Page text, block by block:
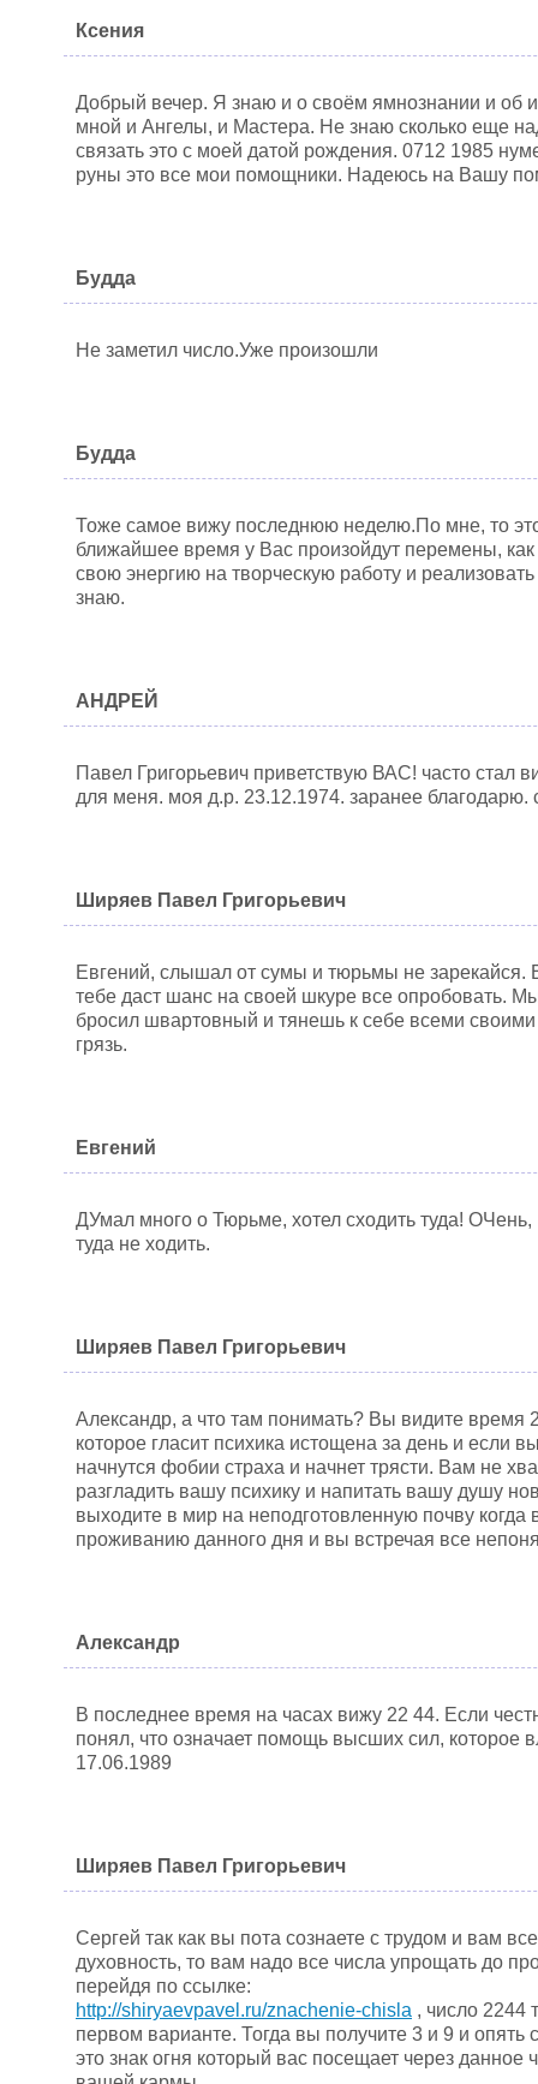
Ксения
Добрый вечер. Я знаю и о своём ямнознании и об
мной и Ангелы, и Мастера. Не знаю сколько еще
связать это с моей датой рождения. 0712 1985
руны это все мои помощники. Надеюсь на Вашу
Будда
Не заметил число.Уже произошли
Будда
Тоже самое вижу последнюю неделю.По мне, то
ближайшее время у Вас произойдут перемены,
свою энергию на творческую работу и
знаю.
АНДРЕЙ
Павел Григорьевич приветствую ВАС! часто стал
для меня. моя д.р. 23.12.1974. заранее
Ширяев Павел Григорьевич
Евгений, слышал от сумы и тюрьмы не зарекайся.
тебе даст шанс на своей шкуре все опробовать.
бросил швартовный и тянешь к себе всеми
грязь.
Евгений
ДУмал много о Тюрьме, хотел сходить туда!
туда не ходить.
Ширяев Павел Григорьевич
Александр, а что там понимать? Вы видите время
которое гласит психика истощена за день и если
начнутся фобии страха и начнет трясти. Вам не
разгладить вашу психику и напитать вашу душу
выходите в мир на неподготовленную почву когда
проживанию данного дня и вы встречая все
Александр
В последнее время на часах вижу 22 44. Если
понял, что означает помощь высших сил, которое
17.06.1989
Ширяев Павел Григорьевич
Сергей так как вы пота сознаете с трудом и вам
духовность, то вам надо все числа упрощать до
перейдя по ссылке:
http://shiryaevpavel.ru/znachenie-chisla , число 2244
первом варианте. Тогда вы получите 3 и 9 и опять
это знак огня который вас посещает через